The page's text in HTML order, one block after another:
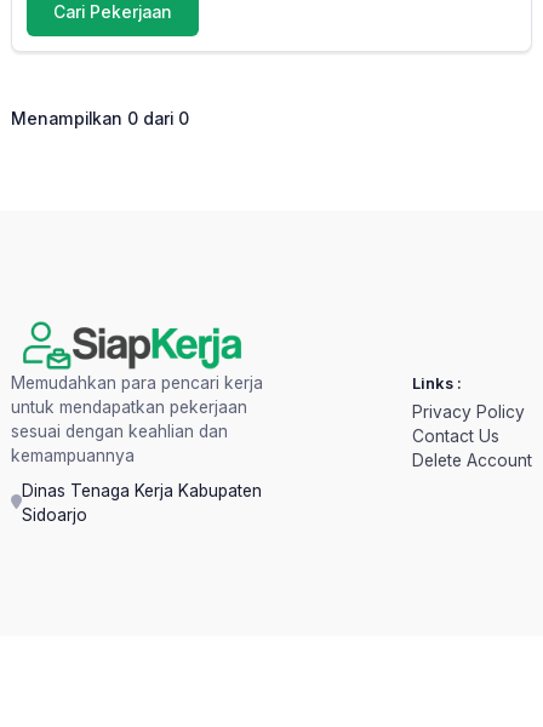
Cari Pekerjaan
Menampilkan 0 dari 0
Memudahkan para pencari kerja
untuk mendapatkan pekerjaan
sesuai dengan keahlian dan
kemampuannya
Dinas Tenaga Kerja Kabupaten
Sidoarjo
Links :
Privacy Policy
Contact Us
Delete Account